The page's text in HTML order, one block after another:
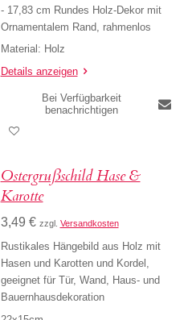
- 17,83 cm Rundes Holz-Dekor mit
Ornamentalem Rand, rahmenlos
Material: Holz
Details anzeigen
Bei Verfügbarkeit
benachrichtigen
Ostergrußschild Hase &
Karotte
3,49 € zzgl. Versandkosten
Rustikales Hängebild aus Holz mit
Hasen und Karotten und Kordel,
geeignet für Tür, Wand, Haus- und
Bauernhausdekoration